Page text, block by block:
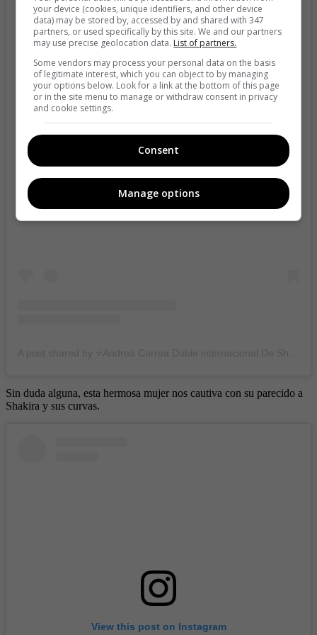
View this post on Instagram
Sin duda alguna, esta hermosa mujer nos cautiva con su parecido a
Shakira y sus curvas.
View this post on Instagram
your device (cookies, unique identifiers, and other device
data) may be stored by, accessed by and shared with 347
partners, or used specifically by this site. We and our partners
may use precise geolocation data. List of partners.
Some vendors may process your personal data on the basis
of legitimate interest, which you can object to by managing
your options below. Look for a link at the bottom of this page
or in the site menu to manage or withdraw consent in privacy
and cookie settings.
Consent
Manage options